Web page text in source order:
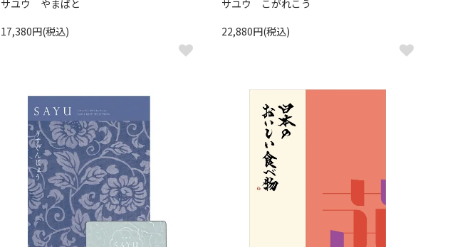
サユウ やまばと
17,380円(税込)
サユウ こがれこう
22,880円(税込)